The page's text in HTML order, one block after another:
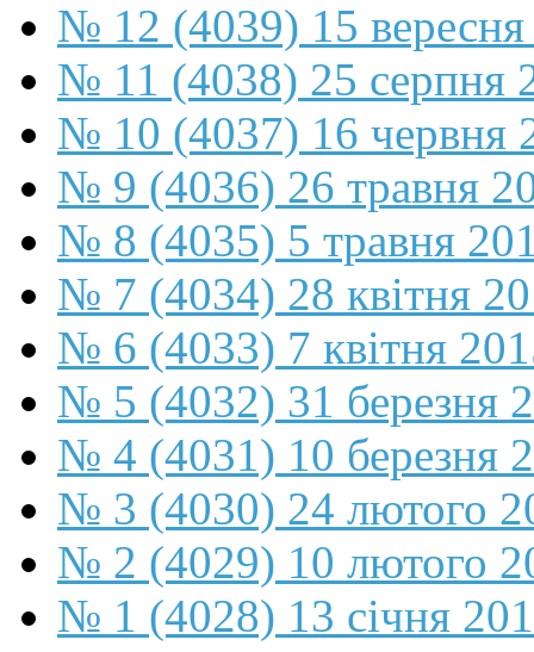
№ 12 (4039) 15
№ 11 (4038) 25 серпня
№ 10 (4037) 16 червня
№ 9 (4036) 26 травня
№ 8 (4035) 5 травня
№ 7 (4034) 28 квітня
№ 6 (4033) 7 квітня
№ 5 (4032) 31 березня
№ 4 (4031) 10 березня
№ 3 (4030) 24 лютого
№ 2 (4029) 10 лютого
№ 1 (4028) 13 січня